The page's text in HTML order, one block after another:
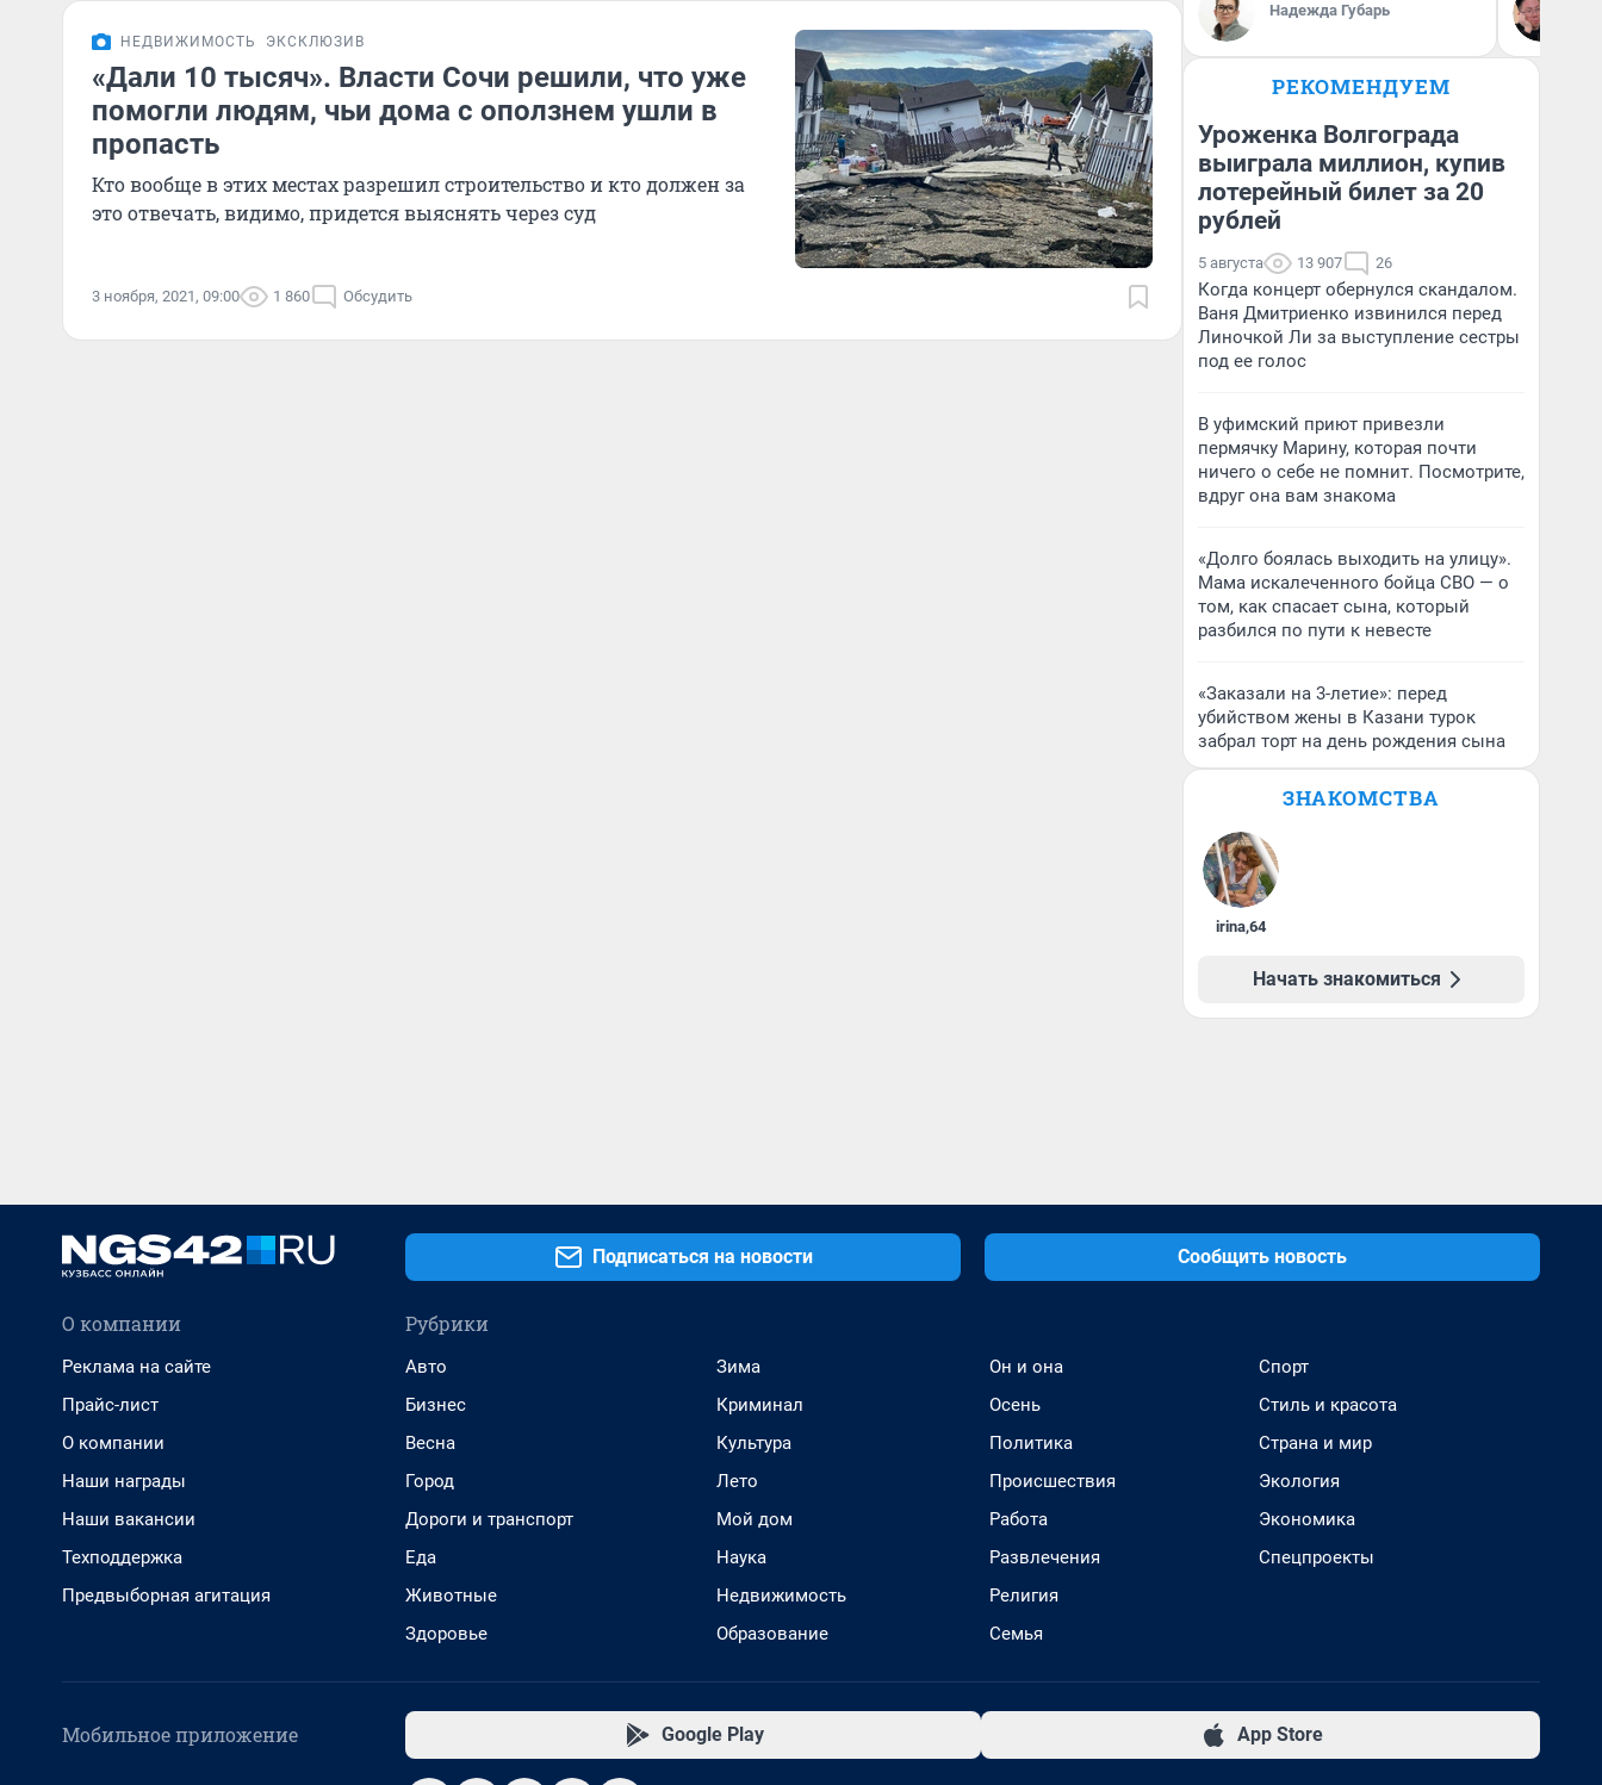
НЕДВИЖИМОСТЬ ЭКСКЛЮЗИВ
«Дали 10 тысяч». Власти Сочи решили, что уже
помогли людям, чьи дома с оползнем ушли в
пропасть
Кто вообще в этих местах разрешил строительство и кто должен за
это отвечать, видимо, придется выяснять через суд
3 ноября, 2021, 09:00 1 860 Обсудить
Надежда Губарь
РЕКОМЕНДУЕМ
Уроженка Волгограда
выиграла миллион, купив
лотерейный билет за 20
рублей
5 августа 13 907 26
Когда концерт обернулся скандалом.
Ваня Дмитриенко извинился перед
Линочкой Ли за выступление сестры
под ее голос
В уфимский приют привезли
пермячку Марину, которая почти
ничего о себе не помнит. Посмотрите,
вдруг она вам знакома
«Долго боялась выходить на улицу».
Мама искалеченного бойца СВО — о
том, как спасает сына, который
разбился по пути к невесте
«Заказали на 3-летие»: перед
убийством жены в Казани турок
забрал торт на день рождения сына
ЗНАКОМСТВА
irina,64
Начать знакомиться
Подписаться на новости Сообщить новость
О компании
Реклама на сайте
Прайс-лист
О компании
Наши награды
Наши вакансии
Техподдержка
Предвыборная агитация
Рубрики
Авто
Бизнес
Весна
Город
Дороги и транспорт
Еда
Животные
Здоровье
Зима
Криминал
Культура
Лето
Мой дом
Наука
Недвижимость
Образование
Он и она
Осень
Политика
Происшествия
Работа
Развлечения
Религия
Семья
Спорт
Стиль и красота
Страна и мир
Экология
Экономика
Спецпроекты
Мобильное приложение Google Play App Store